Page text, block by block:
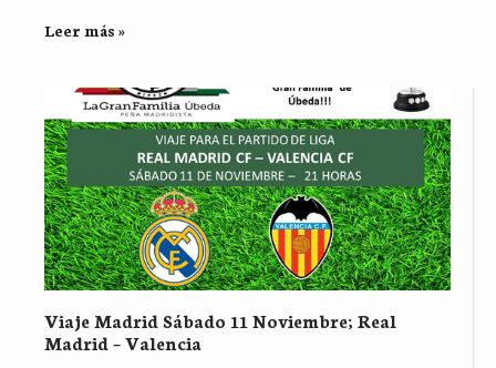
Leer más »
Viaje Madrid Sábado 11 Noviembre; Real
Madrid – Valencia